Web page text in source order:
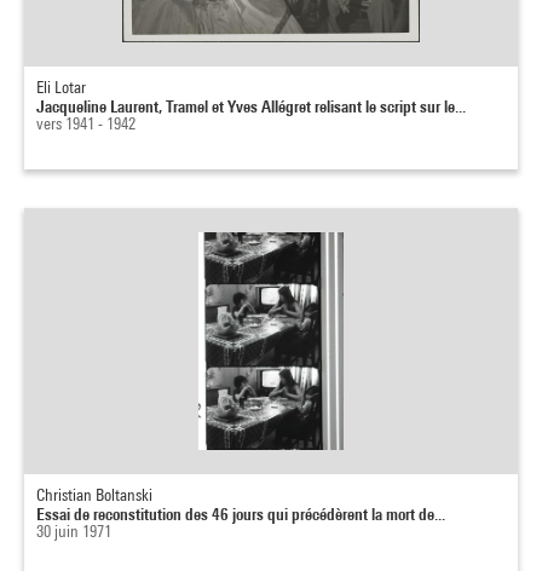
Eli Lotar
Jacqueline Laurent, Tramel et Yves Allégret relisant le script sur le...
vers 1941 - 1942
Christian Boltanski
Essai de reconstitution des 46 jours qui précédèrent la mort de...
30 juin 1971